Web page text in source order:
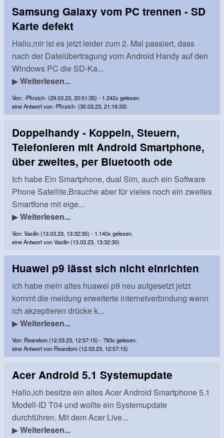
Samsung Galaxy vom PC trennen - SD
Karte defekt
Hallo,mir ist es jetzt leider zum 2. Mal passiert, dass
nach der Dateiübertragung vom Android Handy auf den
Windows PC die SD-Ka...
▶Weiterlesen...
Von: -Pfirsich- (29.03.23, 20:51:35) - 1.242x gelesen.
eine Antwort von -Pfirsich- (30.03.23, 21:16:33)
Doppelhandy - Koppeln, Steuern,
Telefonieren mit Android Smartphone,
über zweites, per Bluetooth ode
Ich habe Ein Smartphone, dual Sim, auch ein Software
Phone Satellite,Brauche aber für vieles noch ein zweites
Smartfone mit eige...
▶Weiterlesen...
Von: Vasilin (13.03.23, 13:32:30) - 1.140x gelesen.
eine Antwort von Vasilin (13.03.23, 13:32:30)
Huawei p9 lässt sich nicht einrichten
ich habe mein altes huawei p9 neu aufgesetzt jetzt
kommt die meldung erweiterte internetverbindung wenn
ich akzeptieren drücke k...
▶Weiterlesen...
Von: Reandom (12.03.23, 12:57:15) - 793x gelesen.
eine Antwort von Reandom (12.03.23, 12:57:15)
Acer Android 5.1 Systemupdate
Hallo,ich besitze ein altes Acer Android Smartphone 5.1
Modell-ID T04 und wollte ein Systemupdate
durchführen. Mit dem Acer Live...
▶Weiterlesen...